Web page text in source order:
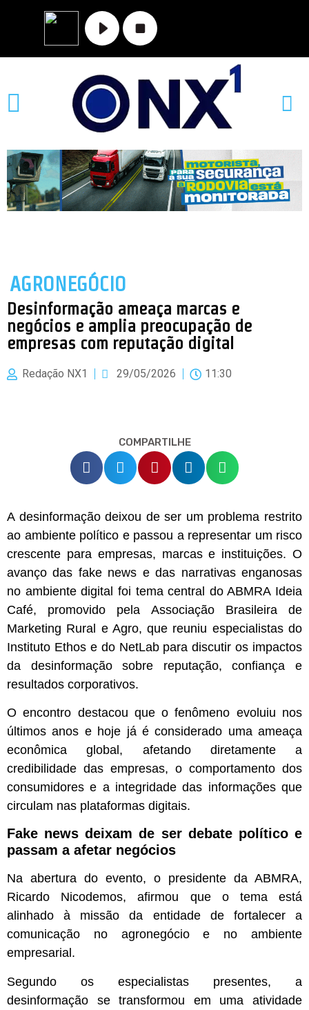
AGRONEGÓCIO
Desinformação ameaça marcas e
negócios e amplia preocupação de
empresas com reputação digital
Redação NX1 29/05/2026 11:30
COMPARTILHE
A desinformação deixou de ser um problema restrito
ao ambiente político e passou a representar um risco
crescente para empresas, marcas e instituições. O
avanço das fake news e das narrativas enganosas
no ambiente digital foi tema central do ABMRA Ideia
Café, promovido pela Associação Brasileira de
Marketing Rural e Agro, que reuniu especialistas do
Instituto Ethos e do NetLab para discutir os impactos
da desinformação sobre reputação, confiança e
resultados corporativos.
O encontro destacou que o fenômeno evoluiu nos
últimos anos e hoje já é considerado uma ameaça
econômica global, afetando diretamente a
credibilidade das empresas, o comportamento dos
consumidores e a integridade das informações que
circulam nas plataformas digitais.
Fake news deixam de ser debate político e
passam a afetar negócios
Na abertura do evento, o presidente da ABMRA,
Ricardo Nicodemos, afirmou que o tema está
alinhado à missão da entidade de fortalecer a
comunicação no agronegócio e no ambiente
empresarial.
Segundo os especialistas presentes, a
desinformação se transformou em uma atividade